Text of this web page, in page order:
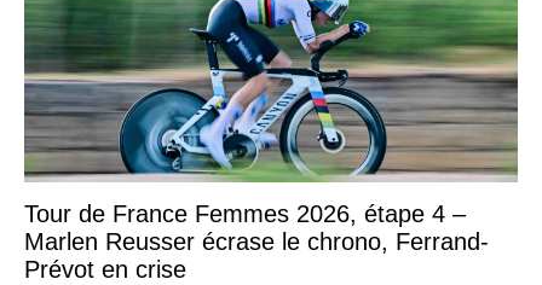
Tour de France Femmes 2026, étape 4 –
Marlen Reusser écrase le chrono, Ferrand-
Prévot en crise